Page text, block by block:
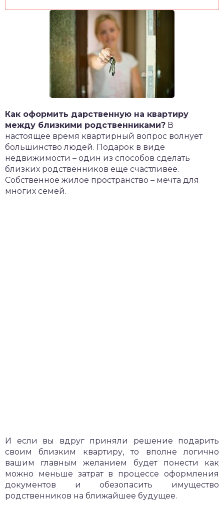
​​Как оформить дарственную на квартиру
между близкими родственниками? В
настоящее время квартирный вопрос волнует
большинство людей. Подарок в виде
недвижимости – один из способов сделать
близких родственников еще счастливее.
Собственное жилое пространство – мечта для
многих семей.
И если вы вдруг приняли решение подарить
своим близким квартиру, то вполне логично
вашим главным желанием будет понести как
можно меньше затрат в процессе оформления
документов и обезопасить имущество
родственников на ближайшее будущее.